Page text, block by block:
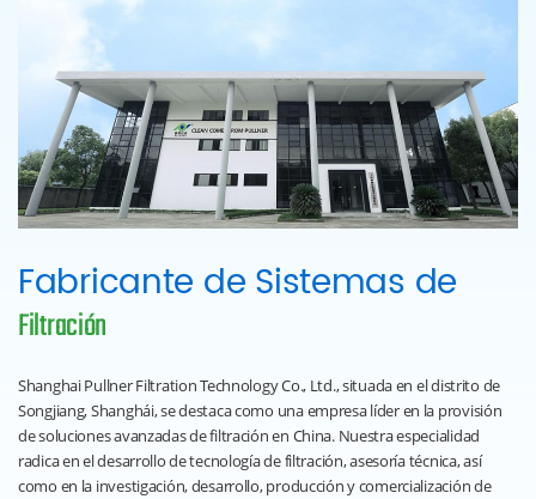
Fabricante de Sistemas de
Filtración
Shanghai Pullner Filtration Technology Co., Ltd., situada en el distrito de
Songjiang, Shanghái, se destaca como una empresa líder en la provisión
de soluciones avanzadas de filtración en China. Nuestra especialidad
radica en el desarrollo de tecnología de filtración, asesoría técnica, así
como en la investigación, desarrollo, producción y comercialización de